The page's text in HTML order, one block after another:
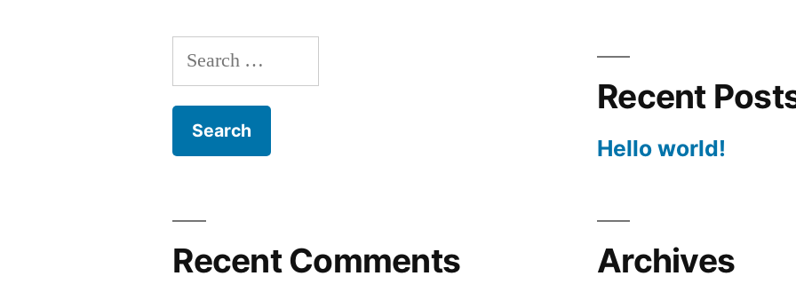
Search
for:
Recent
Hello world!
Recent Comments Archives